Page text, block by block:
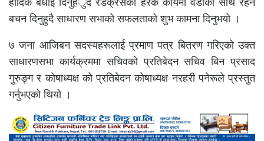
बचन दिनुहुदै साधारण सभाको सफलताको शुभ कामना दिनुभयो ।
७ जना आजिबन सदस्यहरूलाई प्रमाण पत्र बितरण गरिएको उक्त
साधारणसभा कार्यक्रममा सचिवको प्रतिबेदन सचिव बिन प्रसाद
गुरुङ्ग र कोषाध्यक्ष को प्रतिबेदन कोषाध्यक्ष नरहरी पनेरूले प्रस्तुत
गर्नुभएको थियो ।